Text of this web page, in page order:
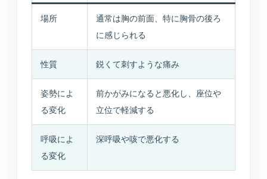
各施設の特徴と空室状況
入居相談室
入居相談・サービス相談
訪問介護事業所
ご自宅や施設での生活支援
場所
通常は胸の前面、特に胸骨の後ろ
に感じられる
性質 鋭くて刺すような痛み
姿勢によ
る変化
前かがみになると悪化し、座位や
立位で軽減する
呼吸によ
る変化
深呼吸や咳で悪化する